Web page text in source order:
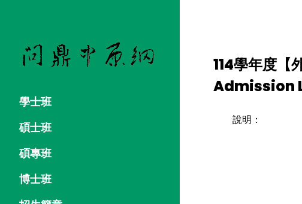
學士班
碩士班
碩專班
博士班
114學年度
Admission
說明：